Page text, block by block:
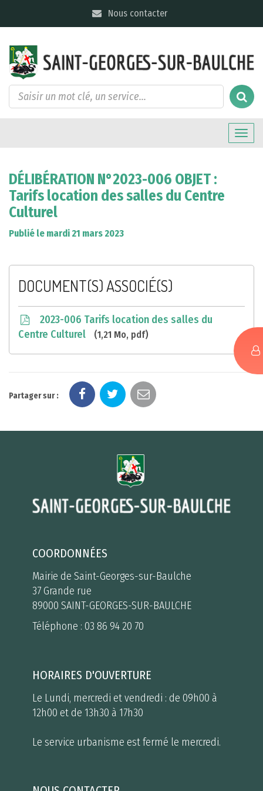
Nous contacter
Toggle
DÉLIBÉRATION N°2023-006 OBJET :
Tarifs location des salles du Centre
Culturel
Publié le mardi 21 mars 2023
DOCUMENT(S) ASSOCIÉ(S)
2023-006 Tarifs location des salles du
Centre Culturel
1,21 Mo, pdf
Partager sur :
COORDONNÉES
Mairie de Saint-Georges-sur-Baulche
37 Grande rue
89000 SAINT-GEORGES-SUR-BAULCHE
Téléphone : 03 86 94 20 70
HORAIRES D'OUVERTURE
Le Lundi, mercredi et vendredi : de 09h00 à
12h00 et de 13h30 à 17h30
Le service urbanisme est fermé le mercredi.